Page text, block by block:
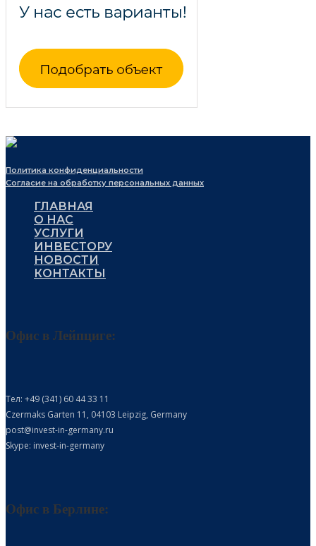
Политика конфиденциальности
Согласие на обработку персональных данных
ГЛАВНАЯ
О НАС
УСЛУГИ
ИНВЕСТОРУ
НОВОСТИ
КОНТАКТЫ
Офис в Лейпциге:
Тел: +49 (341) 60 44 33 11
Czermaks Garten 11, 04103 Leipzig, Germany
post@invest-in-germany.ru
Skype: invest-in-germany
Офис в Берлине: